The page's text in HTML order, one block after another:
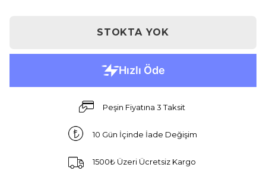
STOKTA YOK
Peşin Fiyatına 3 Taksit
10 Gün İçinde İade Değişim
1500₺ Üzeri Ücretsiz Kargo